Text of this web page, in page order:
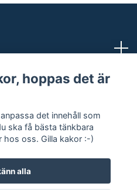
hoppas det är
det innehåll som
ska få bästa tänkbara
hos oss. Gilla kakor :-)
alla